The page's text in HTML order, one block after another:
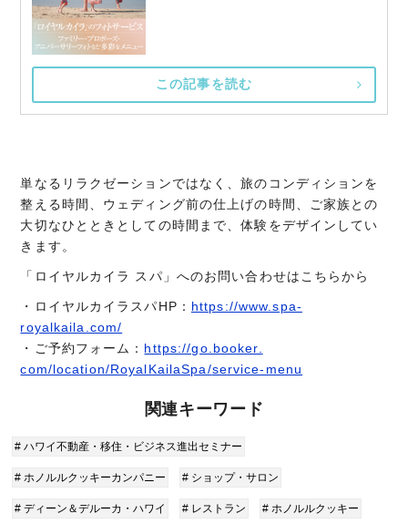
この記事を読む
単なるリラクゼーションではなく、旅のコンディションを
整える時間、ウェディング前の仕上げの時間、ご家族との
大切なひとときとしての時間まで、体験をデザインしてい
きます。
「ロイヤルカイラ スパ」へのお問い合わせはこちらから
・ロイヤルカイラスパHP： https://www.spa-
royalkaila.com/
・ご予約フォーム： https://go.booker.
com/location/RoyalKailaSpa/service-menu
関連キーワード
# ハワイ不動産・移住・ビジネス進出セミナー
# ホノルルクッキーカンパニー # ショップ・サロン
# ディーン＆デルーカ・ハワイ # レストラン # ホノルルクッキー